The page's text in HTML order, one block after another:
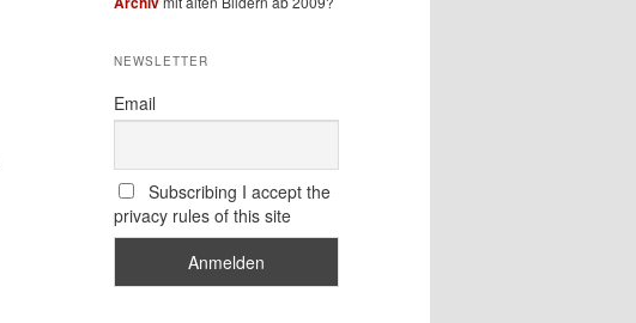
NEWSLETTER
Email
Subscribing I accept the
privacy rules of this site